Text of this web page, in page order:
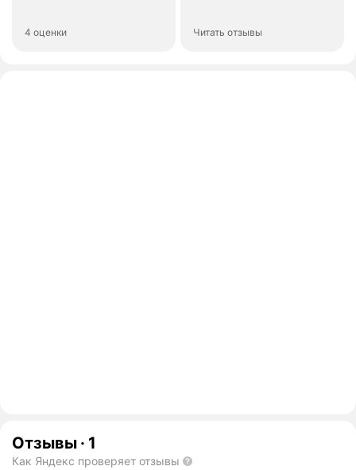
4 оценки Читать отзывы
Отзывы · 1
Как Яндекс проверяет отзывы